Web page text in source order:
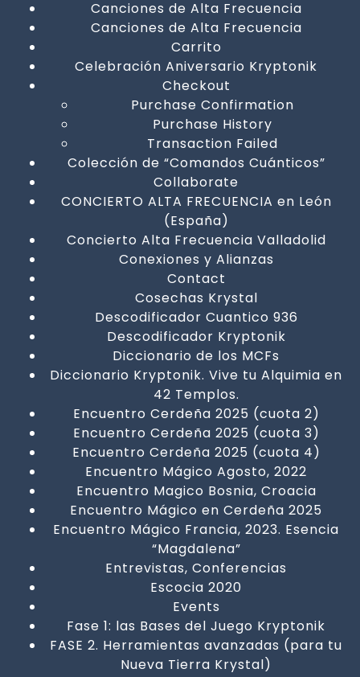
Canciones de Alta Frecuencia
Canciones de Alta Frecuencia
Carrito
Celebración Aniversario Kryptonik
Checkout
Purchase Confirmation
Purchase History
Transaction Failed
Colección de “Comandos Cuánticos”
Collaborate
CONCIERTO ALTA FRECUENCIA en León
(España)
Concierto Alta Frecuencia Valladolid
Conexiones y Alianzas
Contact
Cosechas Krystal
Descodificador Cuantico 936
Descodificador Kryptonik
Diccionario de los MCFs
Diccionario Kryptonik. Vive tu Alquimia en
42 Templos.
Encuentro Cerdeña 2025 (cuota 2)
Encuentro Cerdeña 2025 (cuota 3)
Encuentro Cerdeña 2025 (cuota 4)
Encuentro Mágico Agosto, 2022
Encuentro Magico Bosnia, Croacia
Encuentro Mágico en Cerdeña 2025
Encuentro Mágico Francia, 2023. Esencia
“Magdalena”
Entrevistas, Conferencias
Escocia 2020
Events
Fase 1: las Bases del Juego Kryptonik
FASE 2. Herramientas avanzadas (para tu
Nueva Tierra Krystal)